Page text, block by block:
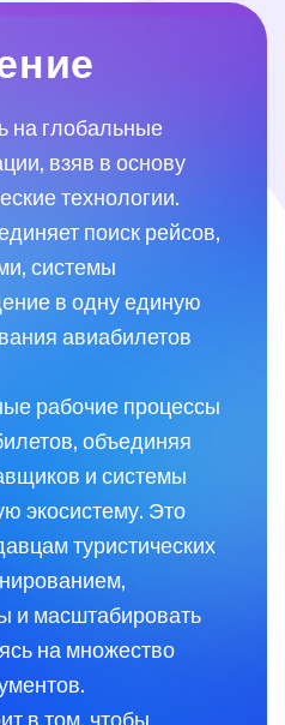
на глобальные
взяв в основу
технологии.
поиск рейсов,
системы
в одну единую
авиабилетов
рабочие процессы
объединяя
и системы
экосистему. Это
туристических
и масштабировать
на множество
в том, чтобы